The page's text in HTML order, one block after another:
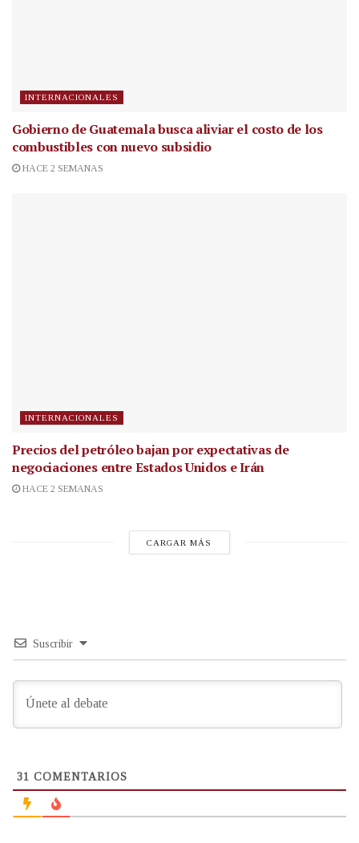
INTERNACIONALES
Gobierno de Guatemala busca aliviar el costo de los
combustibles con nuevo subsidio
HACE 2 SEMANAS
INTERNACIONALES
Precios del petróleo bajan por expectativas de
negociaciones entre Estados Unidos e Irán
HACE 2 SEMANAS
CARGAR MÁS
Suscribir
31 COMENTARIOS